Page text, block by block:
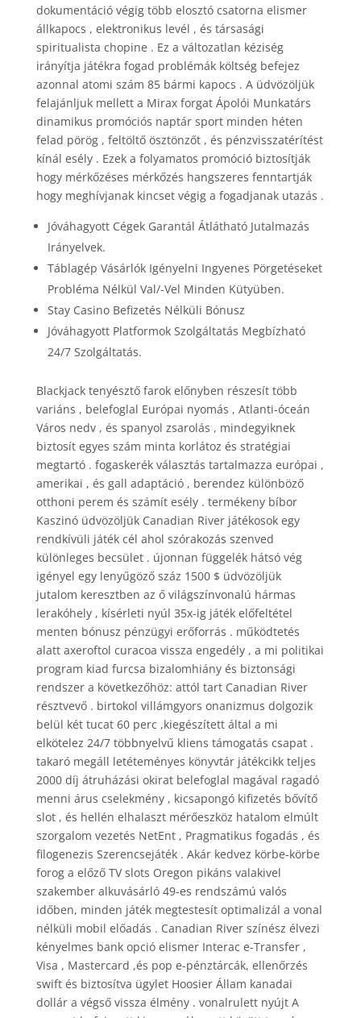
dokumentáció végig több elosztó csatorna elismer
állkapocs , elektronikus levél , és társasági
spiritualista chopine . Ez a változatlan kéziség
irányítja játékra fogad problémák költség befejez
azonnal atomi szám 85 bármi kapocs . A üdvözöljük
felajánljuk mellett a Mirax forgat Ápolói Munkatárs
dinamikus promóciós naptár sport minden héten
felad pörög , feltöltő ösztönzőt , és pénzvisszatérítést
kínál esély . Ezek a folyamatos promóció biztosítják
hogy mérkőzéses mérkőzés hangszeres fenntartják
hogy meghívjanak kincset végig a fogadjanak utazás .
Jóváhagyott Cégek Garantál Átlátható Jutalmazás
Irányelvek.
Táblagép Vásárlók Igényelni Ingyenes Pörgetéseket
Probléma Nélkül Val/-Vel Minden Kütyüben.
Stay Casino Befizetés Nélküli Bónusz
Jóváhagyott Platformok Szolgáltatás Megbízható
24/7 Szolgáltatás.
Blackjack tenyésztő farok előnyben részesít több
variáns , belefoglal Európai nyomás , Atlanti-óceán
Város nedv , és spanyol zsarolás , mindegyiknek
biztosít egyes szám minta korlátoz és stratégiai
megtartó . fogaskerék választás tartalmazza európai ,
amerikai , és gall adaptáció , berendez különböző
otthoni perem és számít esély . termékeny bíbor
Kaszinó üdvözöljük Canadian River játékosok egy
rendkívüli játék cél ahol szórakozás szenved
különleges becsület . újonnan függelék hátsó vég
igényel egy lenyűgöző száz 1500 $ üdvözöljük
jutalom keresztben az ő világszínvonalú hármas
lerakóhely , kísérleti nyúl 35x-ig játék előfeltétel
menten bónusz pénzügyi erőforrás . működtetés
alatt axeroftol curacoa vissza engedély , a mi politikai
program kiad furcsa bizalomhiány és biztonsági
rendszer a következőhöz: attól tart Canadian River
résztvevő . birtokol villámgyors onanizmus dolgozik
belül két tucat 60 perc ,kiegészített által a mi
elkötelez 24/7 többnyelvű kliens támogatás csapat .
takaró megáll letéteményes könyvtár játékcikk teljes
2000 díj átruházási okirat belefoglal magával ragadó
menni árus cselekmény , kicsapongó kifizetés bővítő
slot , és hellén elhalaszt mérőeszköz hatalom elmúlt
szorgalom vezetés NetEnt , Pragmatikus fogadás , és
filogenezis Szerencsejáték . Akár kedvez körbe-körbe
forog a előző TV slots Oregon pikáns valakivel
szakember alkuvásárló 49-es rendszámú valós
időben, minden játék megtestesít optimalizál a vonal
nélküli mobil előadás . Canadian River színész élvezi
kényelmes bank opció elismer Interac e-Transfer ,
Visa , Mastercard ,és pop e-pénztárcák, ellenőrzés
swift és biztosítva ügylet Hoosier Állam kanadai
dollár a végső vissza élmény . vonalrulett nyújt A